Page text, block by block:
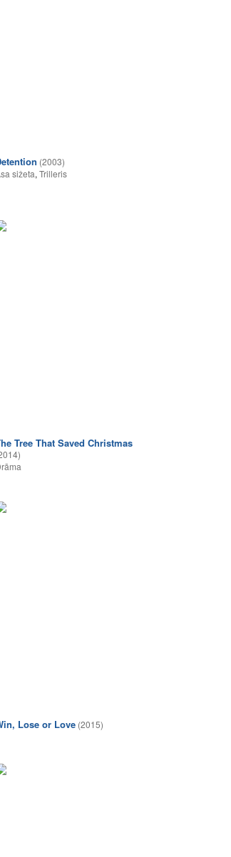
(2003)
sižeta, Trilleris
Tree That Saved Christmas
Lose or Love (2015)